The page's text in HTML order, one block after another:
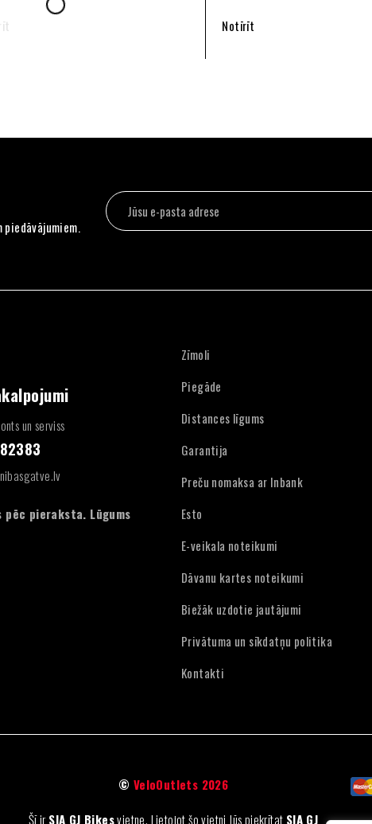
Notīrīt
un serviss
pēc pieraksta. Lūgums
Zīmoli
Piegāde
Distances līgums
Garantija
Preču nomaksa ar Inbank
Esto
E-veikala noteikumi
Dāvanu kartes noteikumi
Biežāk uzdotie jautājumi
Privātuma un sīkdatņu politika
Kontakti
© VeloOutlets 2026
Šī irSIA GJ Bikesvietne. Lietojot šo vietni Jūs piekrītat SIA GJ